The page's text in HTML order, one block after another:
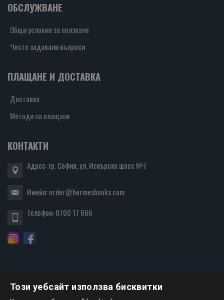
ОБСЛУЖВАНЕ
Общи условия за ползване
Често задавани въпроси
ПЛАЩАНЕ И ДОСТАВКА
Доставка
Методи на плащане
КОНТАКТИ
Адрес: гр. София, ул. Искърско шосе №7
Имейл:order@hermesbooks.com
Телефон:0700 17 666
Този уебсайт използва бисквитки